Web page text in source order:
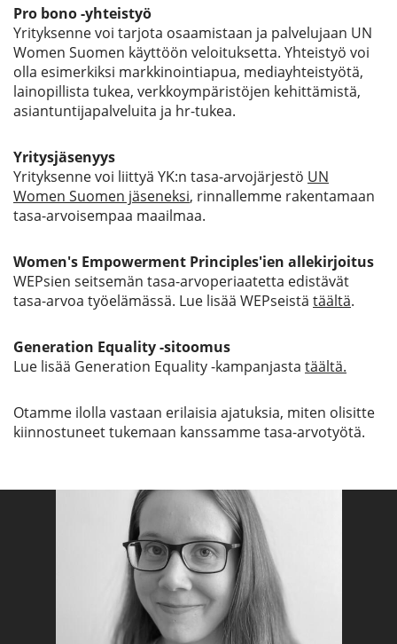
Pro bono -yhteistyö
Yrityksenne voi tarjota osaamistaan ja palvelujaan UN
Women Suomen käyttöön veloituksetta. Yhteistyö voi
olla esimerkiksi markkinointiapua, mediayhteistyötä,
lainopillista tukea, verkkoympäristöjen kehittämistä,
asiantuntijapalveluita ja hr-tukea.
Yritysjäsenyys
Yrityksenne voi liittyä YK:n tasa-arvojärjestö UN
Women Suomen jäseneksi, rinnallemme rakentamaan
tasa-arvoisempaa maailmaa.
Women's Empowerment Principles'ien allekirjoitus
WEPsien seitsemän tasa-arvoperiaatetta edistävät
tasa-arvoa työelämässä. Lue lisää WEPseistä täältä.
Generation Equality -sitoomus
Lue lisää Generation Equality -kampanjasta täältä.
Otamme ilolla vastaan erilaisia ajatuksia, miten olisitte
kiinnostuneet tukemaan kanssamme tasa-arvotyötä.